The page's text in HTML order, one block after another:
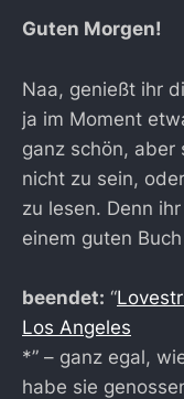
Guten Morgen!
Naa, genießt ihr
ja im Moment
ganz schön, aber
nicht zu sein,
zu lesen. Denn
einem guten
beendet: “
Los Angeles
*” – ganz egal,
habe sie